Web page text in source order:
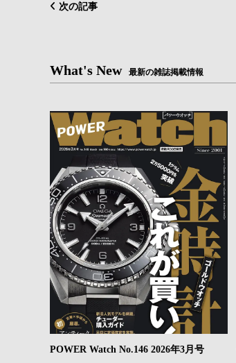
次の記事
What's New 最新の雑誌掲載情報
POWER Watch No.146 2026年3月号